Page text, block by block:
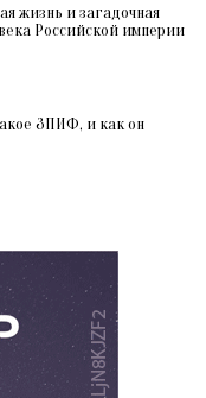
жизнь и загадочная
Российской империи
ЗПИФ, и как он